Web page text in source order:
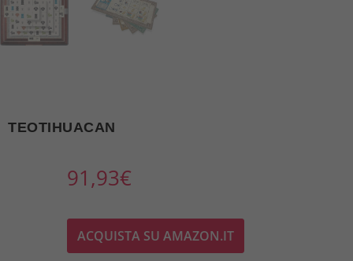
TEOTIHUACAN
91,93€
ACQUISTA SU AMAZON.IT